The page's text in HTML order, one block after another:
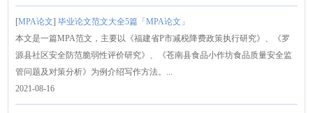
[MPA论文]毕业论文范文大全5篇「MPA论文」
本文是一篇MPA范文，主要以《福建省P市减税降费政策执行研究》、《罗
源县社区安全防范脆弱性评价研究》、《苍南县食品小作坊食品质量安全监
管问题及对策分析》为例介绍写作方法。...
2021-08-16